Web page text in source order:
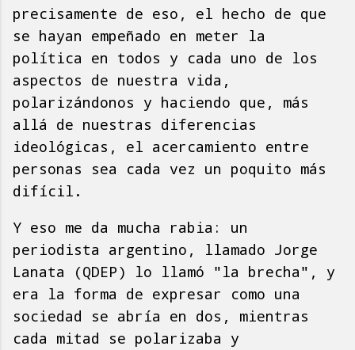
precisamente de eso, el hecho de que
se hayan empeñado en meter la
política en todos y cada uno de los
aspectos de nuestra vida,
polarizándonos y haciendo que, más
allá de nuestras diferencias
ideológicas, el acercamiento entre
personas sea cada vez un poquito más
difícil.
Y eso me da mucha rabia: un
periodista argentino, llamado Jorge
Lanata (QDEP) lo llamó "la brecha", y
era la forma de expresar como una
sociedad se abría en dos, mientras
cada mitad se polarizaba y